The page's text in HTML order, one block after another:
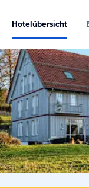
Hotelübersicht